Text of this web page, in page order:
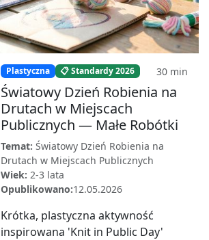
Plastyczna 📋 Standardy 2026 30 min
Światowy Dzień Robienia na
Drutach w Miejscach
Publicznych — Małe Robótki
Temat: Światowy Dzień Robienia na
Drutach w Miejscach Publicznych
Wiek: 2-3 lata
Opublikowano:12.05.2026
Krótka, plastyczna aktywność
inspirowana 'Knit in Public Day'